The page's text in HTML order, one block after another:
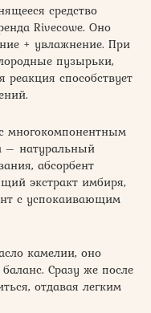
средство
Rivecowe. Оно
+ увлажнение. При
пузырьки,
способствует
многокомпонентным
– натуральный
абсорбент
экстракт имбиря,
с успокаивающим
камелии, оно
Сразу же после
отдавая легким